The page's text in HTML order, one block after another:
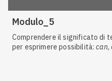
Modulo_5
Comprendere il significato di
per esprimere possibilità:can,